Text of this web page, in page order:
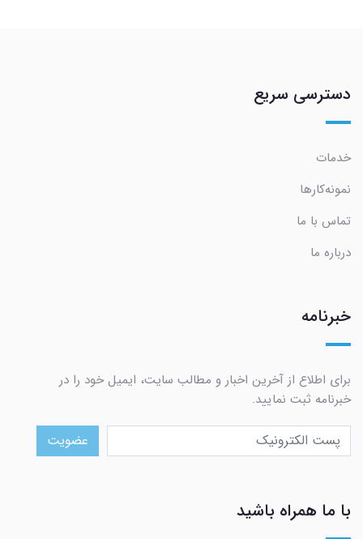
دسترسی سریع
خدمات
نمونه‌کارها
تماس با ما
درباره ما
خبرنامه
برای اطلاع از آخرین اخبار و مطالب سایت، ایمیل خود را در
خبرنامه ثبت نمایید.
عضویت
با ما همراه باشید